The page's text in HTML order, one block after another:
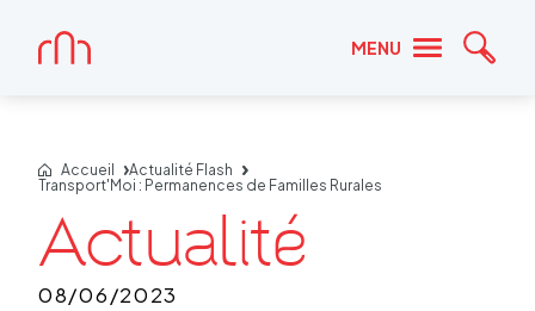
MENU
Accueil
Accueil
Actualité Flash
Transport'Moi : Permanences de Familles Rurales
08/06/2023